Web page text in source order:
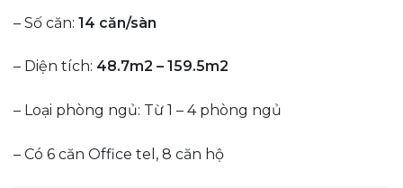
– Số căn: 14 căn/sàn
– Diện tích: 48.7m2 – 159.5m2
– Loại phòng ngủ: Từ 1 – 4 phòng ngủ
– Có 6 căn Office tel, 8 căn hộ